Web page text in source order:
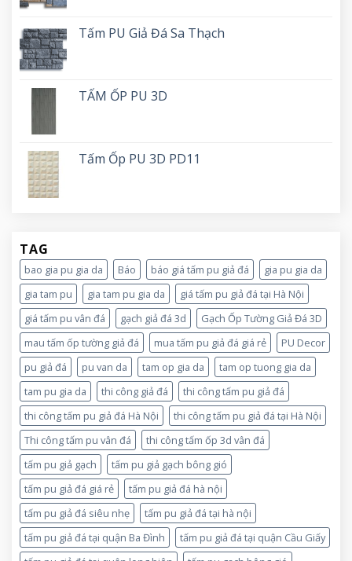
Tấm PU Giả Đá Sa Thạch
TẤM ỐP PU 3D
Tấm Ốp PU 3D PD11
TAG
bao gia pu gia da Báo báo giá tấm pu giả đá
gia pu gia da
gia tam pu
gia tam pu gia da
giá tấm pu giả đá tại Hà Nội
giá tấm pu vân đá
gạch giả đá 3d
Gạch Ốp Tường Giả Đá 3D
mau tấm ốp tường giả đá
mua tấm pu giả đá giá rẻ
PU Decor
pu giả đá
pu van da tam op gia da
tam op tuong gia da
tam pu gia da
thi công giả đá
thi công tấm pu giả đá
thi công tấm pu giả đá Hà Nội
thi công tấm pu giả đá tại Hà Nội
Thi công tấm pu vân đá
thi công tấm ốp 3d vân đá
tấm pu giả gạch
tấm pu giả gạch bông gió
tấm pu giả đá giá rẻ
tấm pu giả đá hà nội
tấm pu giả đá siêu nhẹ
tấm pu giả đá tại hà nội
tấm pu giả đá tại quận Ba Đình
tấm pu giả đá tại quận Cầu Giấy